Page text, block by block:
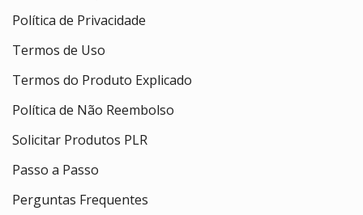
Política de Privacidade
Termos de Uso
Termos do Produto Explicado
Política de Não Reembolso
Solicitar Produtos PLR
Passo a Passo
Perguntas Frequentes